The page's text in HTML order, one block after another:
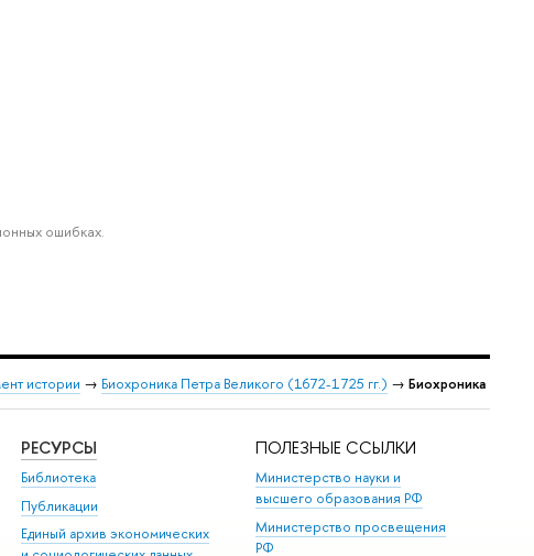
ошибках.
истории → Биохроника Петра Великого (1672-1725 гг.) → Биохроника
РЕСУРСЫ
Библиотека
Публикации
Единый архив экономических
ПОЛЕЗНЫЕ ССЫЛКИ
Министерство науки и
высшего образования РФ
Министерство просвещения
РФ